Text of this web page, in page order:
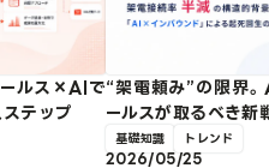
ールス×AIで
テップ
“架電頼み”の限界
ールスが取るべき新
基礎知識 トレンド
2026/05/25